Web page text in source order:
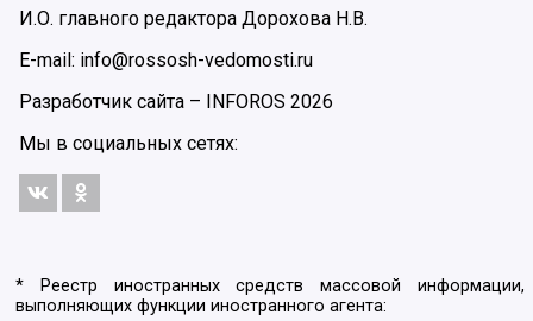
И.О. главного редактора Дорохова Н.В.
E-mail: info@rossosh-vedomosti.ru
Разработчик сайта – INFOROS 2026
Мы в социальных сетях:
* Реестр иностранных средств массовой информации,
выполняющих функции иностранного агента: